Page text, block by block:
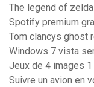
The legend of
Spotify premium
Tom clancys ghost
Windows 7 vista
Jeux de 4 images
Suivre un avion en